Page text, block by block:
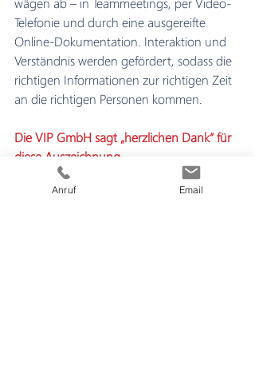
Telefonie und durch eine ausgereifte
Online-Dokumentation. Interaktion und
Verständnis werden gefördert, sodass die
richtigen Informationen zur richtigen Zeit
an die richtigen Personen kommen.
Die VIP GmbH sagt „herzlichen Dank“ für
diese Auszeichnung.
Anruf Email